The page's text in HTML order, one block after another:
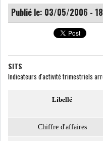
FICHES SOCIÉTÉS
COURS DU JOUR
Publié le: 03/05/2006 -
SITS
Indicateurs d'activité trimestriels
Libellé
Chiffre d'affaires